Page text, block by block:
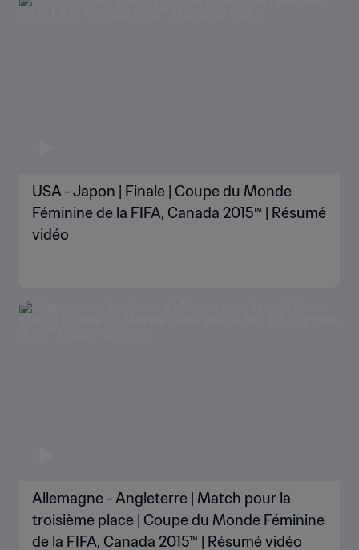
USA - Japon | Finale | Coupe du Monde
Féminine de la FIFA, Canada 2015™ | Résumé
vidéo
Allemagne - Angleterre | Match pour la
troisième place | Coupe du Monde Féminine
de la FIFA, Canada 2015™ | Résumé vidéo